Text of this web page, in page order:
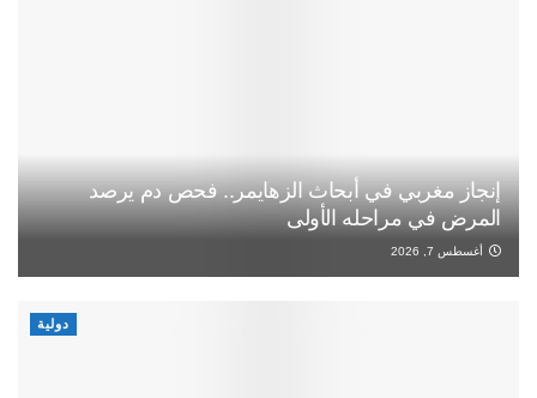
إنجاز مغربي في أبحاث الزهايمر.. فحص دم يرصد
المرض في مراحله الأولى
أغسطس 7, 2026
دولية